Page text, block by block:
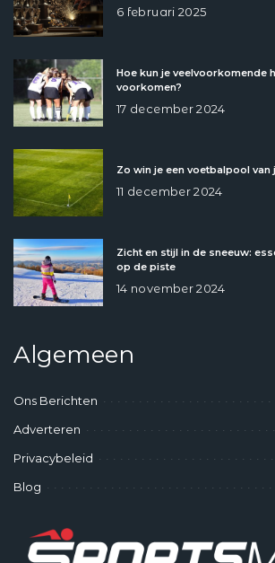
6 februari 2025
Hoe kun je veelvoorkomende
voorkomen?
17 december 2024
Zo win je een voetbalpool van
11 december 2024
Zicht en stijl in de sneeuw:
op de piste
14 november 2024
Algemeen
Ons Berichten
Adverteren
Privacybeleid
Blog